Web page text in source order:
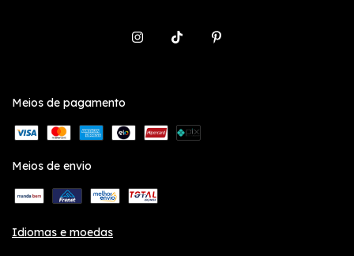
Meios de pagamento
Meios de envio
Idiomas e moedas